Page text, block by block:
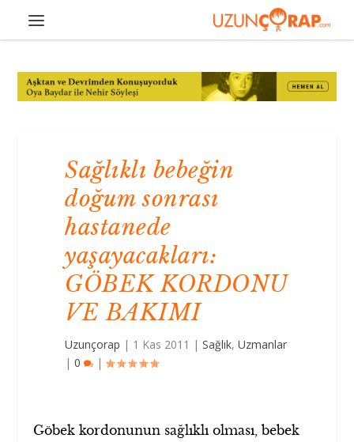
Sağlıklı bebeğin
doğum sonrası
hastanede
yaşayacakları:
GÖBEK KORDONU
VE BAKIMI
Uzunçorap | 1 Kas 2011 |Sağlık,Uzmanlar
|0 |
Göbek kordonunun sağlıklı olması, bebek